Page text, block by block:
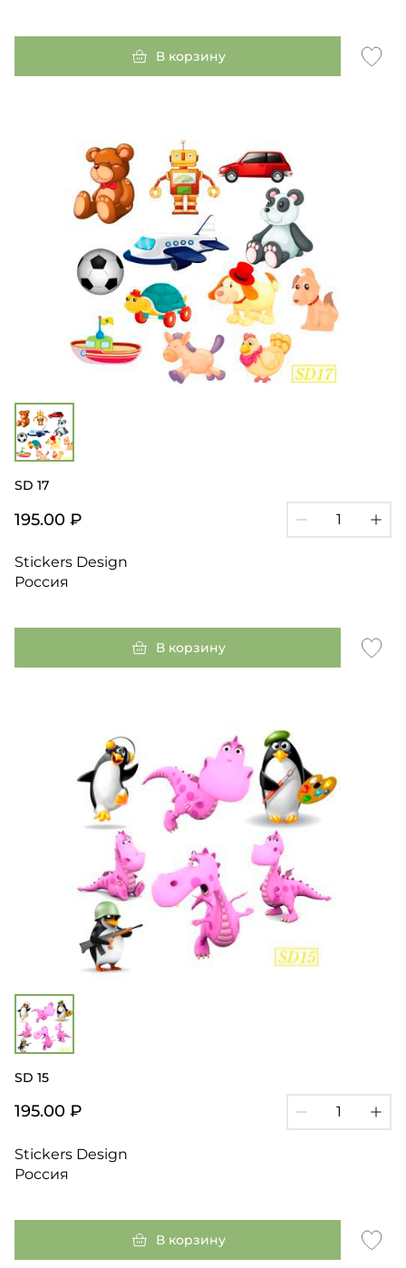
В корзину
SD 17
195.00 ₽
Stickers Design
Россия
В корзину
SD 15
195.00 ₽
Stickers Design
Россия
В корзину